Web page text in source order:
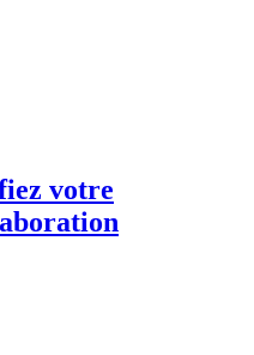
votre